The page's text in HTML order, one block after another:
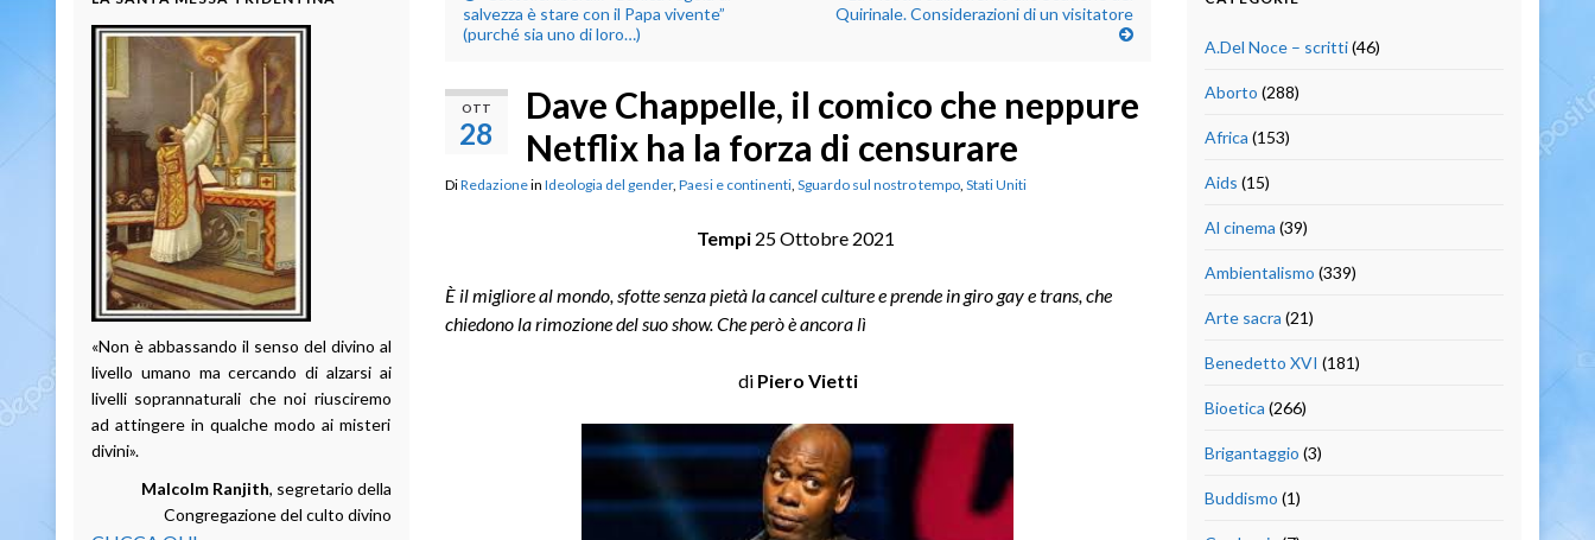
salvezza è stare con il Papa vivente”
(purché sia uno di loro…)
Quirinale. Considerazioni di un visitatore
OTT
28
Dave Chappelle, il comico che neppure
Netflix ha la forza di censurare
DiRedazionein Ideologia del gender, Paesi e continenti, Sguardo sul nostro tempo, Stati Uniti
Tempi 25 Ottobre 2021
È il migliore al mondo, sfotte senza pietà la cancel culture e prende in giro gay e trans, che
chiedono la rimozione del suo show. Che però è ancora lì
di Piero Vietti
«Non è abbassando il senso del divino al
livello umano ma cercando di alzarsi ai
livelli soprannaturali che noi riusciremo
ad attingere in qualche modo ai misteri
divini».
Malcolm Ranjith, segretario della
Congregazione del culto divino
A.Del Noce – scritti(46)
Aborto (288)
Africa (153)
Aids (15)
Al cinema (39)
Ambientalismo (339)
Arte sacra (21)
Benedetto XVI (181)
Bioetica (266)
Brigantaggio (3)
Buddismo (1)